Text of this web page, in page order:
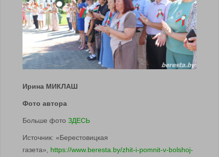
Ирина МИКЛАШ
Фото автора
Больше фото ЗДЕСЬ
Источник: «Берестовицкая
газета», https://www.beresta.by/zhit-i-pomnit-v-bolshoj-